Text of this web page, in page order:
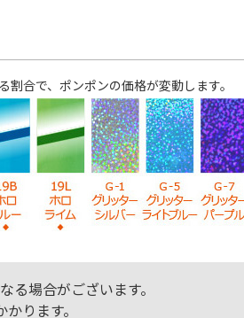
割合で、ポンポンの価格が変動します。
る場合がございます。
ります。